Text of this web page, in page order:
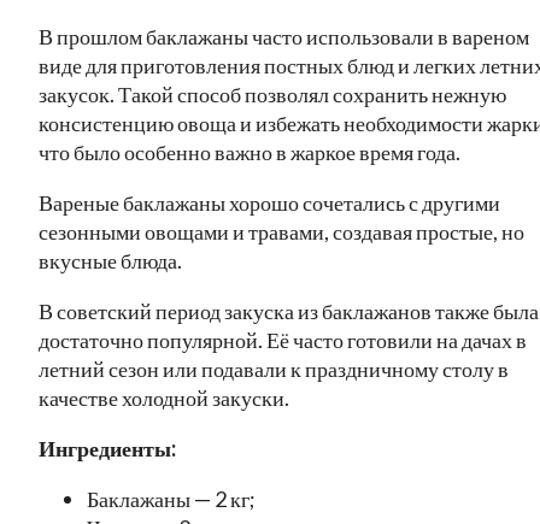
В прошлом баклажаны часто использовали в вареном
виде для приготовления постных блюд и легких
закусок. Такой способ позволял сохранить нежную
консистенцию овоща и избежать необходимости
что было особенно важно в жаркое время года.
Вареные баклажаны хорошо сочетались с другими
сезонными овощами и травами, создавая простые, но
вкусные блюда.
В советский период закуска из баклажанов также была
достаточно популярной. Её часто готовили на дачах в
летний сезон или подавали к праздничному столу в
качестве холодной закуски.
Ингредиенты:
Баклажаны — 2 кг;